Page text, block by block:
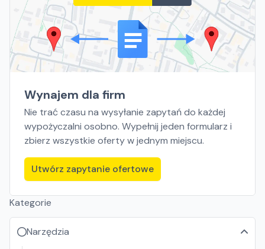
Wynajem dla firm
Nie trać czasu na wysyłanie zapytań do każdej
wypożyczalni osobno. Wypełnij jeden formularz i
zbierz wszystkie oferty w jednym miejscu.
Utwórz zapytanie ofertowe
Kategorie
Narzędzia